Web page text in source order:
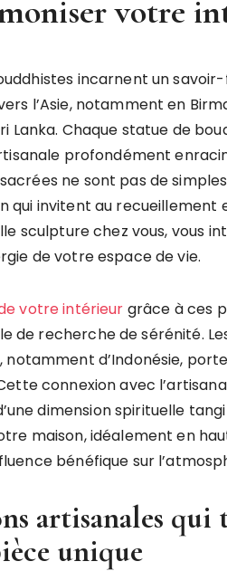
votre
incarnent un
l’Asie, notamment en
Lanka. Chaque statue de
profondément
ne sont pas de
qui invitent au recueillement
sculpture chez vous, vous
de votre espace de vie.
votre intérieur grâce à ces
de recherche de sérénité.
notamment d’Indonésie,
connexion avec
dimension spirituelle
maison, idéalement en
bénéfique sur
artisanales qui
unique